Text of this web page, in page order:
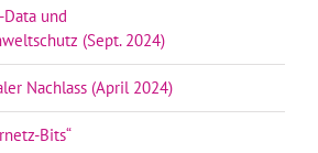
und
(Sept. 2024)
Nachlass (April 2024)
Bits“